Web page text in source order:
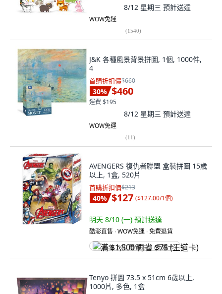
8/12 星期三 預計送達
WOW免運
(1540)
J&K 各種風景背景拼圖, 1個, 1000件,
4
首購折扣價$660
30% $460
運費 $195
8/12 星期三 預計送達
WOW免運
(11)
AVENGERS 復仇者聯盟 盒裝拼圖 15歲
以上, 1盒, 520片
首購折扣價$213
40% $127 ($127.00/1個)
明天 8/10 (一) 預計送達
酷澎直售 ∙ WOW免運 ∙ 免費退貨
满 $1,500 再省 $75 (王道卡)
Tenyo 拼圖 73.5 x 51cm 6歲以上,
1000片, 多色, 1盒